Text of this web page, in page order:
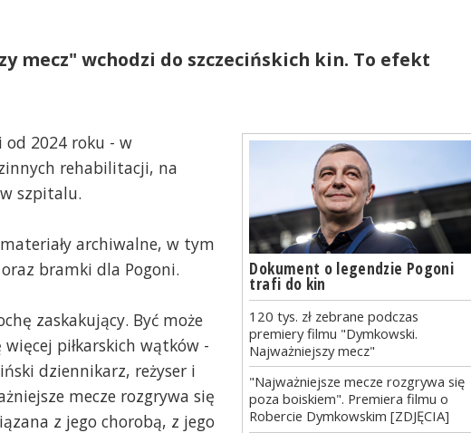
mecz" wchodzi do szczecińskich kin. To efekt
Dokument o legendzie Pogoni
trafi do kin
120 tys. zł zebrane podczas
premiery filmu "Dymkowski.
Najważniejszy mecz"
"Najważniejsze mecze rozgrywa się
poza boiskiem". Premiera filmu o
Robercie Dymkowskim [ZDJĘCIA]
2024 roku - w
rehabilitacji, na
szpitalu.
archiwalne, w tym
bramki dla Pogoni.
zaskakujący. Być może
piłkarskich wątków -
dziennikarz, reżyser i
mecze rozgrywa się
z jego chorobą, z jego